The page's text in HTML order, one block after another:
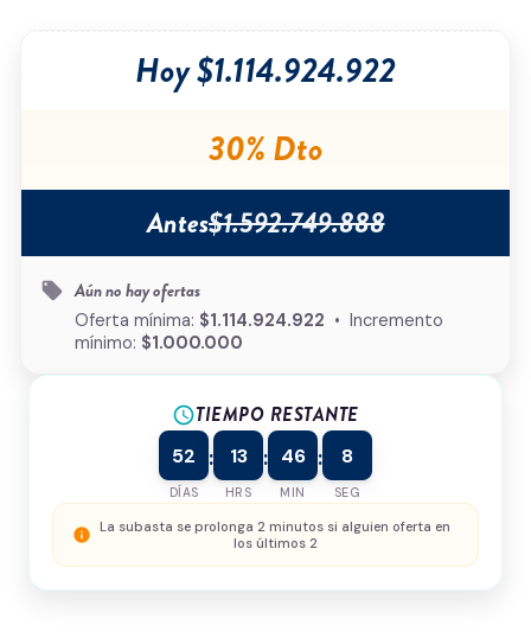
Correo electrónico
¿Cómo podemos ayudarte?
política de privacidady el
tratamiento de
Enviar solicitud
Hoy $1.114.924.922
30% Dto
Antes$1.592.749.888
local_offer Aún no hay ofertas
Oferta mínima: $1.114.924.922 • Incremento
mínimo: $1.000.000
scheduleTIEMPO RESTANTE
52
DÍAS
: 13
HRS
: 46
MIN
: 8
SEG
info La subasta se prolonga 2 minutos si alguien oferta en
los últimos 2